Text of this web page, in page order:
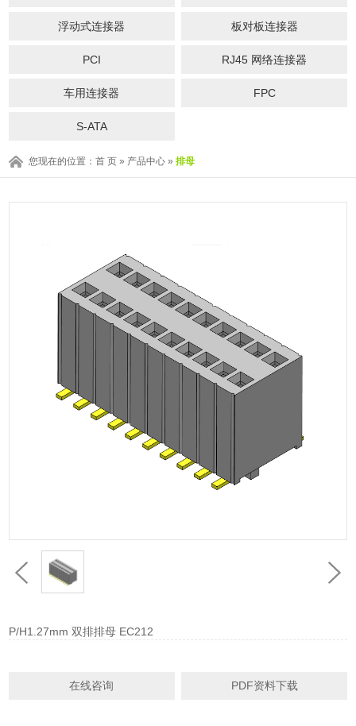
浮动式连接器 板对板连接器
PCI RJ45 网络连接器
车用连接器 FPC
S-ATA
您现在的位置：首 页 » 产品中心 »排母
P/H1.27mm 双排排母 EC212
在线咨询 PDF资料下载